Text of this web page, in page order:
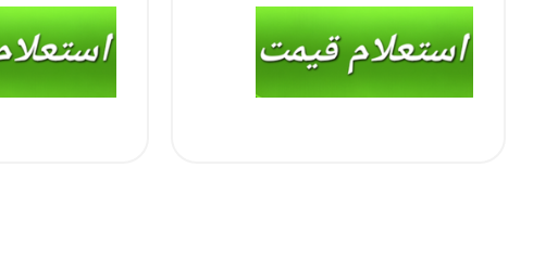
گرم و ۵۰ گرم)
(خامه‌ای و لبنه)